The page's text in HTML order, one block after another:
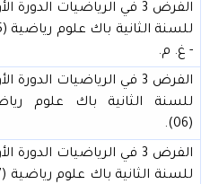
الفرض 3 في الرياضيات الدورة
- غ. م.
الفرض 3 في الرياضيات الدورة
للسنة الثانية باك علوم
(06).
الفرض 3 في الرياضيات الدورة